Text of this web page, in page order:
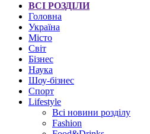
ВСІ РОЗДІЛИ
Головна
Україна
Місто
Світ
Бізнес
Наука
Шоу-бізнес
Спорт
Lifestyle
Всі новини розділу
Fashion